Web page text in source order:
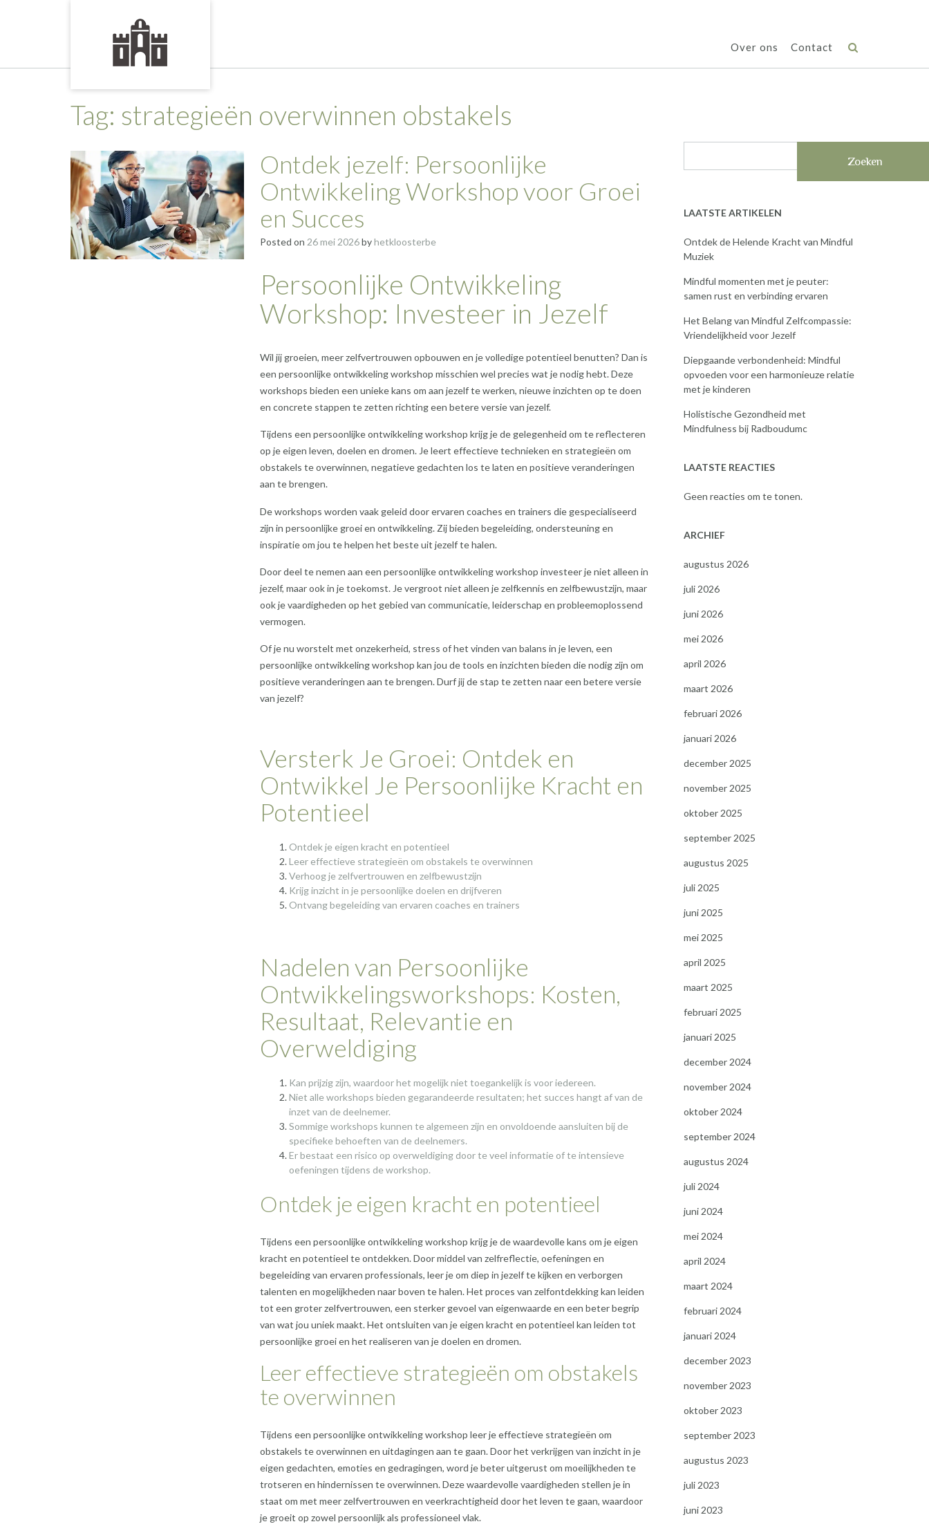
Over ons Contact
Tag: strategieën overwinnen obstakels
Ontdek jezelf: Persoonlijke
Ontwikkeling Workshop voor Groei
en Succes
Posted on 26 mei 2026byhetkloosterbe
Persoonlijke Ontwikkeling
Workshop: Investeer in Jezelf
Wil jij groeien, meer zelfvertrouwen opbouwen en je volledige potentieel benutten? Dan is
een persoonlijke ontwikkeling workshop misschien wel precies wat je nodig hebt. Deze
workshops bieden een unieke kans om aan jezelf te werken, nieuwe inzichten op te doen
en concrete stappen te zetten richting een betere versie van jezelf.
Tijdens een persoonlijke ontwikkeling workshop krijg je de gelegenheid om te reflecteren
op je eigen leven, doelen en dromen. Je leert effectieve technieken en strategieën om
obstakels te overwinnen, negatieve gedachten los te laten en positieve veranderingen
aan te brengen.
De workshops worden vaak geleid door ervaren coaches en trainers die gespecialiseerd
zijn in persoonlijke groei en ontwikkeling. Zij bieden begeleiding, ondersteuning en
inspiratie om jou te helpen het beste uit jezelf te halen.
Door deel te nemen aan een persoonlijke ontwikkeling workshop investeer je niet alleen in
jezelf, maar ook in je toekomst. Je vergroot niet alleen je zelfkennis en zelfbewustzijn, maar
ook je vaardigheden op het gebied van communicatie, leiderschap en probleemoplossend
vermogen.
Of je nu worstelt met onzekerheid, stress of het vinden van balans in je leven, een
persoonlijke ontwikkeling workshop kan jou de tools en inzichten bieden die nodig zijn om
positieve veranderingen aan te brengen. Durf jij de stap te zetten naar een betere versie
van jezelf?
Versterk Je Groei: Ontdek en
Ontwikkel Je Persoonlijke Kracht en
Potentieel
Ontdek je eigen kracht en potentieel
Leer effectieve strategieën om obstakels te overwinnen
Verhoog je zelfvertrouwen en zelfbewustzijn
Krijg inzicht in je persoonlijke doelen en drijfveren
Ontvang begeleiding van ervaren coaches en trainers
Nadelen van Persoonlijke
Ontwikkelingsworkshops: Kosten,
Resultaat, Relevantie en
Overweldiging
Kan prijzig zijn, waardoor het mogelijk niet toegankelijk is voor iedereen.
Niet alle workshops bieden gegarandeerde resultaten; het succes hangt af van de
inzet van de deelnemer.
Sommige workshops kunnen te algemeen zijn en onvoldoende aansluiten bij de
specifieke behoeften van de deelnemers.
Er bestaat een risico op overweldiging door te veel informatie of te intensieve
oefeningen tijdens de workshop.
Ontdek je eigen kracht en potentieel
Tijdens een persoonlijke ontwikkeling workshop krijg je de waardevolle kans om je eigen
kracht en potentieel te ontdekken. Door middel van zelfreflectie, oefeningen en
begeleiding van ervaren professionals, leer je om diep in jezelf te kijken en verborgen
talenten en mogelijkheden naar boven te halen. Het proces van zelfontdekking kan leiden
tot een groter zelfvertrouwen, een sterker gevoel van eigenwaarde en een beter begrip
van wat jou uniek maakt. Het ontsluiten van je eigen kracht en potentieel kan leiden tot
persoonlijke groei en het realiseren van je doelen en dromen.
Leer effectieve strategieën om obstakels
te overwinnen
Tijdens een persoonlijke ontwikkeling workshop leer je effectieve strategieën om
obstakels te overwinnen en uitdagingen aan te gaan. Door het verkrijgen van inzicht in je
eigen gedachten, emoties en gedragingen, word je beter uitgerust om moeilijkheden te
trotseren en hindernissen te overwinnen. Deze waardevolle vaardigheden stellen je in
staat om met meer zelfvertrouwen en veerkrachtigheid door het leven te gaan, waardoor
je groeit op zowel persoonlijk als professioneel vlak.
Zoeken
LAATSTE ARTIKELEN
Ontdek de Helende Kracht van Mindful
Muziek
Mindful momenten met je peuter:
samen rust en verbinding ervaren
Het Belang van Mindful Zelfcompassie:
Vriendelijkheid voor Jezelf
Diepgaande verbondenheid: Mindful
opvoeden voor een harmonieuze relatie
met je kinderen
Holistische Gezondheid met
Mindfulness bij Radboudumc
LAATSTE REACTIES
Geen reacties om te tonen.
ARCHIEF
augustus 2026
juli 2026
juni 2026
mei 2026
april 2026
maart 2026
februari 2026
januari 2026
december 2025
november 2025
oktober 2025
september 2025
augustus 2025
juli 2025
juni 2025
mei 2025
april 2025
maart 2025
februari 2025
januari 2025
december 2024
november 2024
oktober 2024
september 2024
augustus 2024
juli 2024
juni 2024
mei 2024
april 2024
maart 2024
februari 2024
januari 2024
december 2023
november 2023
oktober 2023
september 2023
augustus 2023
juli 2023
juni 2023